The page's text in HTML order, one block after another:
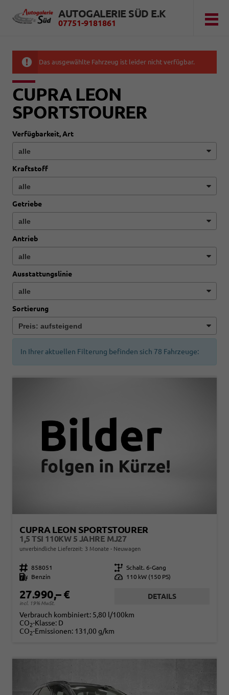
AUTOGALERIE SÜD E.K
07751-9181861
Das ausgewählte Fahrzeug ist leider nicht verfügbar.
CUPRA LEON
SPORTSTOURER
Verfügbarkeit, Art
Kraftstoff
Getriebe
Antrieb
Ausstattungslinie
Sortierung
In Ihrer aktuellen Filterung befinden sich 78 Fahrzeuge:
CUPRA LEON SPORTSTOURER
1,5 TSI 110KW 5 JAHRE MJ27
unverbindliche Lieferzeit: 3 Monate Neuwagen
Fahrzeugnr. 858051 Getriebe Schalt. 6-Gang
Kraftstoff
Benzin Leistung 110 kW (150 PS)
27.990,– €
incl. 19% MwSt.
DETAILS
Verbrauch kombiniert: 5,80 l/100km
CO2-Klasse: D
CO2-Emissionen: 131,00 g/km